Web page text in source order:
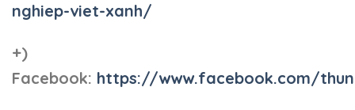
nghiep-viet-xanh/
+)
Facebook: https://www.facebook.com/